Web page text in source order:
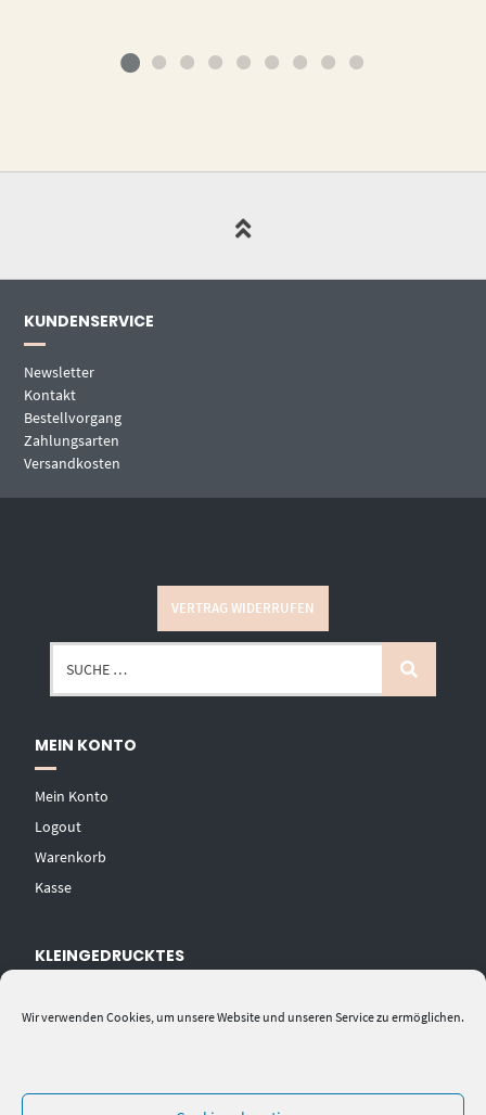
Wir verwenden Cookies, um unsere Website und unseren Service zu ermöglichen.
KUNDENSERVICE
Newsletter
Kontakt
Bestellvorgang
Zahlungsarten
Versandkosten
VERTRAG WIDERRUFEN
MEIN KONTO
Mein Konto
Logout
Warenkorb
Kasse
KLEINGEDRUCKTES
Impressum